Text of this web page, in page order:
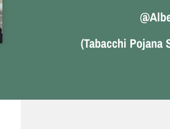
(Tabacchi Pojana